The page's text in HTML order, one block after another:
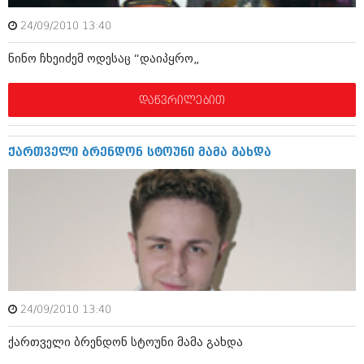
ავტორჩევები
გვარები
ჰოროსკოპი და შეუცნობელი
რომანი და დეტექტივი
სახალისო ამბები
ბიზნესსიახლეები
გვარები
კალეიდოსკოპი
ჰოროსკოპი და შეუცნობელი
რომანი და დეტექტივი
დაიჯესტი
24/09/2010 13:40
ნინო ჩხეიძემ ოდესაც “დაიპყრო„
დაწვრილებით
ქართველი ბრენდონ სტოუნი მამა გახდა
24/09/2010 13:40
ქართველი ბრენდონ სტოუნი მამა გახდა